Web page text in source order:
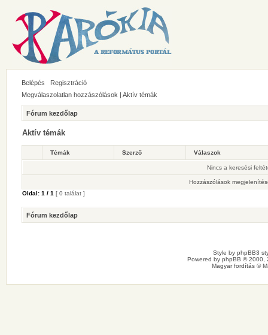
Belépés
Regisztráció
Megválaszolatlan hozzászólások | Aktív témák
Fórum kezdőlap
Aktív témák
Témák Szerző Válaszok
Nincs a keresési
Hozzászólások
Oldal: 1 / 1 [ 0 találat ]
Fórum kezdőlap
Style by phpBB3
Powered by phpBB © 2000,
Magyar fordítás ©